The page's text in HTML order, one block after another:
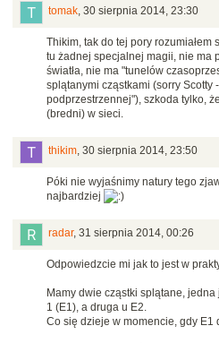
tomak, 30 sierpnia 2014, 23:30
Thikim, tak do tej pory
tu żadnej specjalnej magii, nie ma
światła, nie ma "tunelów
splątanymi cząstkami (sorry Scotty
podprzestrzennej"), szkoda tylko,
(bredni) w sieci.
thikim, 30 sierpnia 2014, 23:50
Póki nie wyjaśnimy natury tego
najbardziej
radar, 31 sierpnia 2014, 00:26
Odpowiedzcie mi jak to jest w
Mamy dwie cząstki splątane,
1 (E1), a druga u E2.
Co się dzieje w momencie, gdy E1